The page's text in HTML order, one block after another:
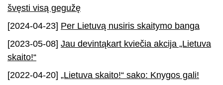
švęsti visą gegužę
[2024-04-23] Per Lietuvą nusiris skaitymo banga
[2023-05-08] Jau devintąkart kviečia akcija „Lietuva
skaito!“
[2022-04-20] „Lietuva skaito!“ sako: Knygos gali!